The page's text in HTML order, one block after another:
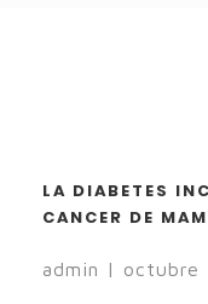
LA DIABETES
CANCER DE
admin | octubre